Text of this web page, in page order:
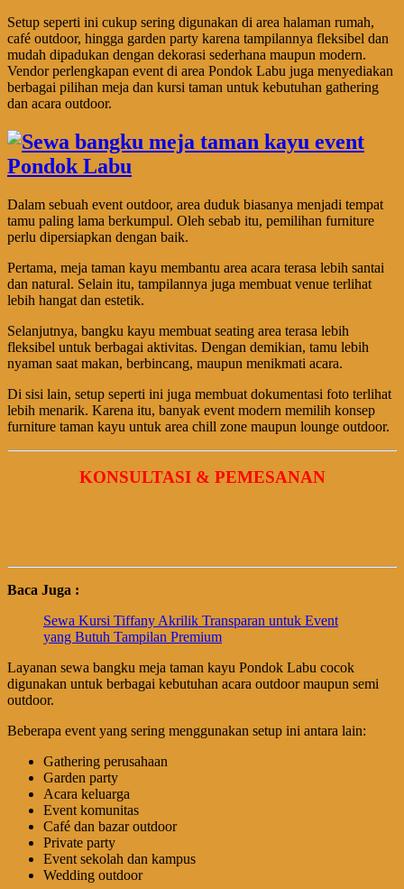
Setup seperti ini cukup sering digunakan di area halaman rumah,
café outdoor, hingga garden party karena tampilannya fleksibel dan
mudah dipadukan dengan dekorasi sederhana maupun modern.
Vendor perlengkapan event di area Pondok Labu juga menyediakan
berbagai pilihan meja dan kursi taman untuk kebutuhan gathering
dan acara outdoor.
Dalam sebuah event outdoor, area duduk biasanya menjadi tempat
tamu paling lama berkumpul. Oleh sebab itu, pemilihan furniture
perlu dipersiapkan dengan baik.
Pertama, meja taman kayu membantu area acara terasa lebih santai
dan natural. Selain itu, tampilannya juga membuat venue terlihat
lebih hangat dan estetik.
Selanjutnya, bangku kayu membuat seating area terasa lebih
fleksibel untuk berbagai aktivitas. Dengan demikian, tamu lebih
nyaman saat makan, berbincang, maupun menikmati acara.
Di sisi lain, setup seperti ini juga membuat dokumentasi foto terlihat
lebih menarik. Karena itu, banyak event modern memilih konsep
furniture taman kayu untuk area chill zone maupun lounge outdoor.
KONSULTASI & PEMESANAN
Baca Juga :
Sewa Kursi Tiffany Akrilik Transparan untuk Event
yang Butuh Tampilan Premium
Layanan sewa bangku meja taman kayu Pondok Labu cocok
digunakan untuk berbagai kebutuhan acara outdoor maupun semi
outdoor.
Beberapa event yang sering menggunakan setup ini antara lain:
Gathering perusahaan
Garden party
Acara keluarga
Event komunitas
Café dan bazar outdoor
Private party
Event sekolah dan kampus
Wedding outdoor